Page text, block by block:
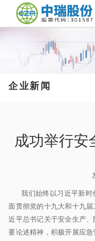
企业新闻
成功举行安
我们始终以习近平新时
面贯彻党的十九大和十九
近平总书记关于安全生产
要论述精神，积极开展应